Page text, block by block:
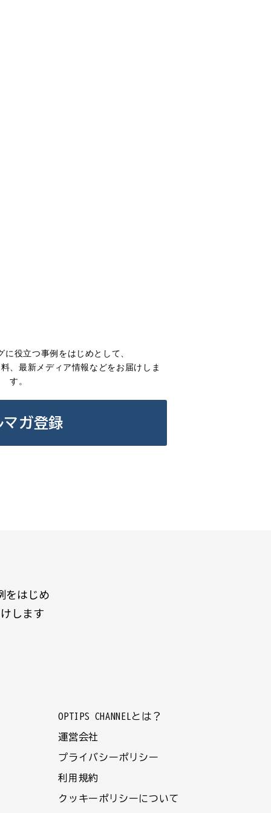
に役立つ事例をは じめとして、
、最新メディア情報などをお届けしま
す。
マガ登録
をはじめ
します
OPTIPS CHANNELとは？
運営会社
プライバシーポリシー
利用規約
クッキーポリシーについて